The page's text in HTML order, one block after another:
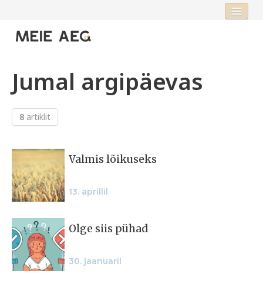
Esileht
Rubriigid
Logi sisse või registreeru
Jumal argipäevas
8 artiklit
Valmis lõikuseks
13. aprillil
Olge siis pühad
30. jaanuaril